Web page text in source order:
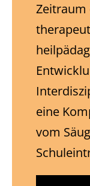
Zeitraum
eine
vom